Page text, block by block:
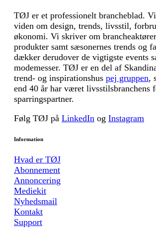
TØJ er et professionelt brancheblad.
viden om design, trends, livsstil,
økonomi. Vi skriver om
produkter samt sæsonernes trends og
dækker derudover de vigtigste events
modemesser. TØJ er en del af
trend- og inspirationshus pej gruppen,
end 40 år har været livsstilsbranchens
sparringspartner.
Følg TØJ på LinkedIn og Instagram
Information
Hvad er TØJ
Abonnement
Annoncering
Mediekit
Nyhedsmail
Kontakt
Support